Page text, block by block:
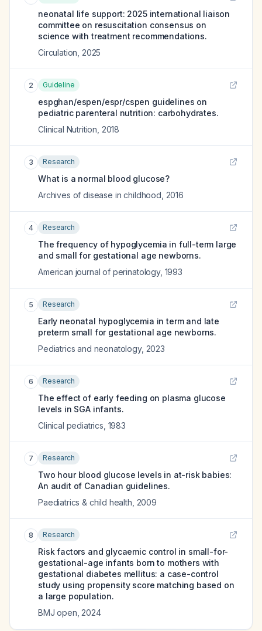
neonatal life support: 2025 international liaison
committee on resuscitation consensus on
science with treatment recommendations.
Circulation 2025
2 Guideline
espghan/espen/espr/cspen guidelines on
pediatric parenteral nutrition: carbohydrates.
Clinical Nutrition 2018
3 Research
What is a normal blood glucose?
Archives of disease in childhood 2016
4 Research
The frequency of hypoglycemia in full-term large
and small for gestational age newborns.
American journal of perinatology, 1993
5 Research
Early neonatal hypoglycemia in term and late
preterm small for gestational age newborns.
Pediatrics and neonatology, 2023
6 Research
The effect of early feeding on plasma glucose
levels in SGA infants.
Clinical pediatrics 1983
7 Research
Two hour blood glucose levels in at-risk babies:
An audit of Canadian guidelines.
Paediatrics & child health 2009
8 Research
Risk factors and glycaemic control in small-for-
gestational-age infants born to mothers with
gestational diabetes mellitus: a case-control
study using propensity score matching based on
a large population.
BMJ open 2024